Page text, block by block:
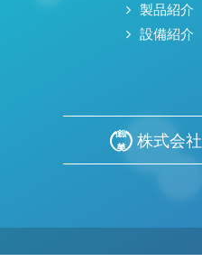
製品紹介
設備紹介
株式会社